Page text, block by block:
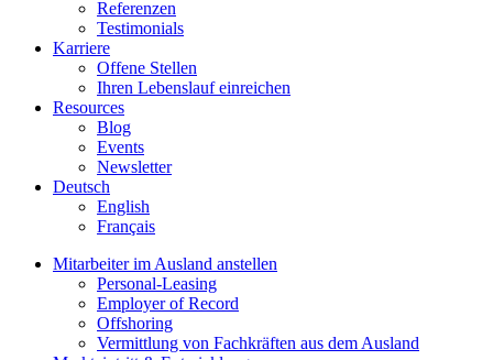
Referenzen
Testimonials
Karriere
Offene Stellen
Ihren Lebenslauf einreichen
Resources
Blog
Events
Newsletter
Deutsch
English
Français
Mitarbeiter im Ausland anstellen
Personal-Leasing
Employer of Record
Offshoring
Vermittlung von Fachkräften aus dem Ausland